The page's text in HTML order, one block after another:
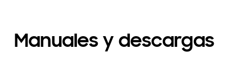
Manuales y descargas